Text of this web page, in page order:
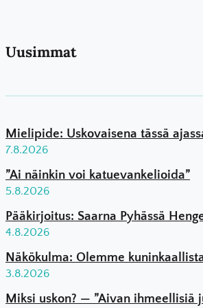
Uusimmat
Mielipide: Uskovaisena tässä
7.8.2026
”Ai näinkin voi katuevankelioida”
5.8.2026
Pääkirjoitus: Saarna Pyhässä
4.8.2026
Näkökulma: Olemme
3.8.2026
Miksi uskon? — ”Aivan ihmeellisiä